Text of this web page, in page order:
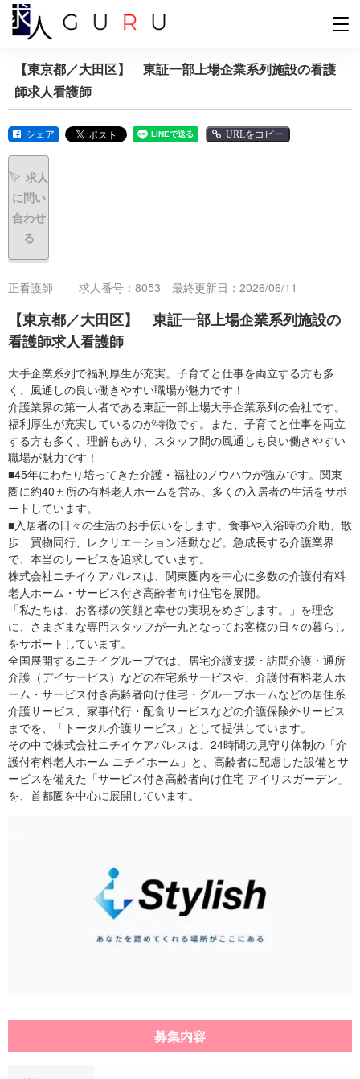
【東京都／大田区】 東証一部上場企業系列施設の看護
師求人看護師
シェア URLをコピー
求人
に問い
合わせ
る
正看護師 求人番号：8053 最終更新日：2026/06/11
【東京都／大田区】 東証一部上場企業系列施設の
看護師求人看護師
大手企業系列で福利厚生が充実。子育てと仕事を両立する方も多
く、風通しの良い働きやすい職場が魅力です！
介護業界の第一人者である東証一部上場大手企業系列の会社です。
福利厚生が充実しているのが特徴です。また、子育てと仕事を両立
する方も多く、理解もあり、スタッフ間の風通しも良い働きやすい
職場が魅力です！
■45年にわたり培ってきた介護・福祉のノウハウが強みです。関東
圏に約40ヵ所の有料老人ホームを営み、多くの入居者の生活をサポ
ートしています。
■入居者の日々の生活のお手伝いをします。食事や入浴時の介助、散
歩、買物同行、レクリエーション活動など。急成長する介護業界
で、本当のサービスを追求しています。
株式会社ニチイケアパレスは、関東圏内を中心に多数の介護付有料
老人ホーム・サービス付き高齢者向け住宅を展開。
「私たちは、お客様の笑顔と幸せの実現をめざします。」を理念
に、さまざまな専門スタッフが一丸となってお客様の日々の暮らし
をサポートしています。
全国展開するニチイグループでは、居宅介護支援・訪問介護・通所
介護（デイサービス）などの在宅系サービスや、介護付有料老人ホ
ーム・サービス付き高齢者向け住宅・グループホームなどの居住系
介護サービス、家事代行・配食サービスなどの介護保険外サービス
までを、「トータル介護サービス」として提供しています。
その中で株式会社ニチイケアパレスは、24時間の見守り体制の「介
護付有料老人ホーム ニチイホーム」と、高齢者に配慮した設備とサ
ービスを備えた「サービス付き高齢者向け住宅 アイリスガーデン」
を、首都圏を中心に展開しています。
募集内容